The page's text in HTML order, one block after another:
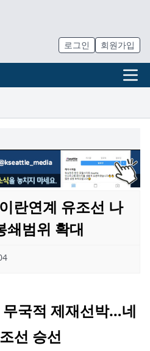
로그인 회원가입
란연계 유조선 나
범위 확대
국적 제재선박…네
선 승선